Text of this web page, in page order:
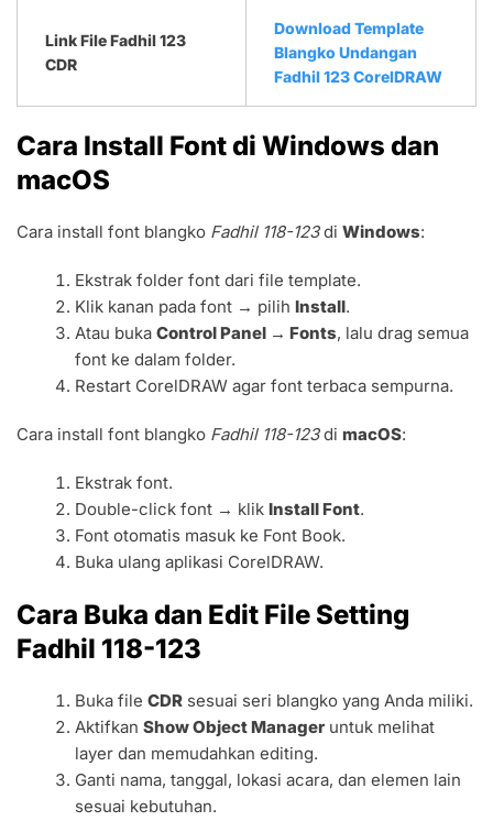
Link File Fadhil 123
CDR
Download Template
Blangko Undangan
Fadhil 123 CorelDRAW
Cara Install Font di Windows dan
macOS
Cara install font blangko Fadhil 118-123di Windows:
Ekstrak folder font dari file template.
Klik kanan pada font → pilihInstall.
Atau bukaControl Panel → Fonts, lalu drag semua
font ke dalam folder.
Restart CorelDRAW agar font terbaca sempurna.
Cara install font blangko Fadhil 118-123di macOS:
Ekstrak font.
Double-click font → klikInstall Font.
Font otomatis masuk ke Font Book.
Buka ulang aplikasi CorelDRAW.
Cara Buka dan Edit File Setting
Fadhil 118-123
Buka fileCDR sesuai seri blangko yang Anda miliki.
AktifkanShow Object Manager untuk melihat
layer dan memudahkan editing.
Ganti nama, tanggal, lokasi acara, dan elemen lain
sesuai kebutuhan.